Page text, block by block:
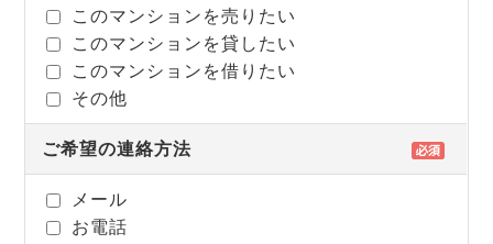
このマンションを売りたい
このマンションを貸したい
このマンションを借りたい
その他
ご希望の連絡方法
メール
お電話